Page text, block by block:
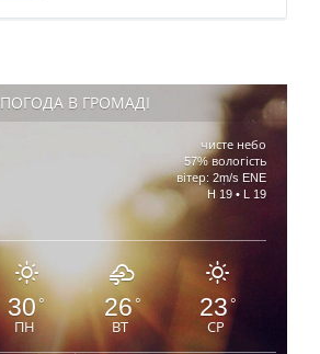
ПОГОДА В ГРОМАДІ
чисте небо
57% вологість
вітер: 2m/s ENE
H 19 • L 19
30°
ПН
26°
ВТ
23°
СР